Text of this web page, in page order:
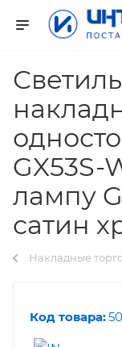
GX53S-
лампу
сатин
Накладные
Код товара: